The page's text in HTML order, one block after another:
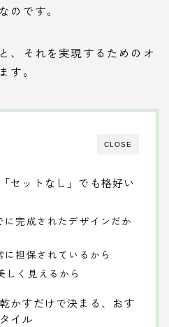
のです。
、それを実現するためのオ
す。
CLOSE
セットなし」でも格好い
完成されたデザインだか
担保されているから
しく見えるから
かすだけで決まる、おす
イル